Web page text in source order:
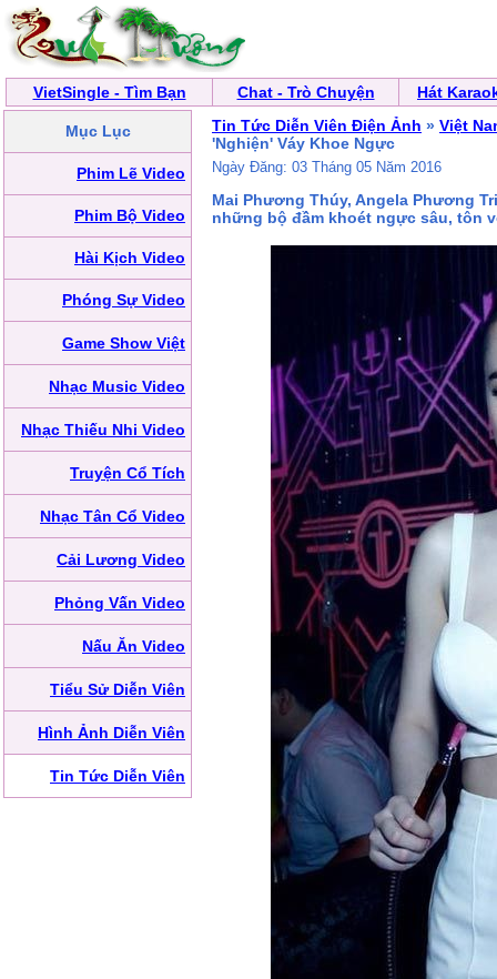
VietSingle - Tìm Bạn Chat - Trò Chuyện Hát
Mục Lục
Phim Lẽ Video
Phim Bộ Video
Hài Kịch Video
Phóng Sự Video
Game Show Việt
Nhạc Music Video
Nhạc Thiếu Nhi Video
Truyện Cổ Tích
Nhạc Tân Cổ Video
Cải Lương Video
Phỏng Vấn Video
Nấu Ăn Video
Tiểu Sử Diễn Viên
Hình Ảnh Diễn Viên
Tin Tức Diễn Viên
Tin Tức Diễn Viên Điện Ảnh » Việt
'Nghiện' Váy Khoe Ngực
Ngày Đăng: 03 Tháng 05 Năm 2016
Mai Phương Thúy, Angela Phương
những bộ đầm khoét ngực sâu, tôn